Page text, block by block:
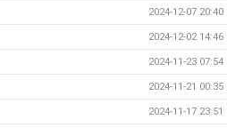
2024-12-07 20:40
2024-12-02 14:46
2024-11-23 07:54
2024-11-21 00:35
2024-11-17 23:51